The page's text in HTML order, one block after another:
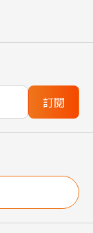
訂閱